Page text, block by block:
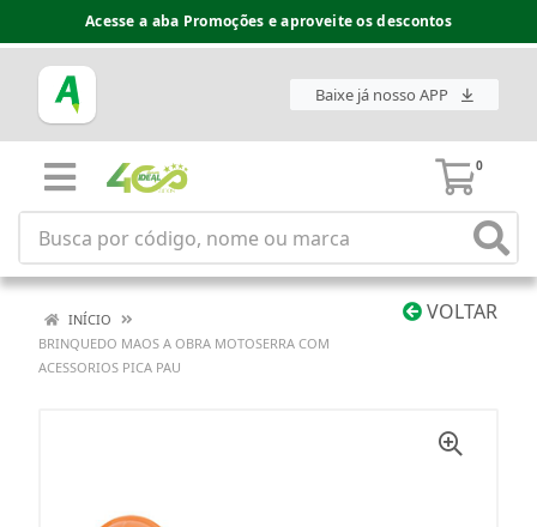
Acesse a aba Promoções e aproveite os descontos
Baixe já nosso APP
0
VOLTAR
INÍCIO
BRINQUEDO MAOS A OBRA MOTOSERRA COM
ACESSORIOS PICA PAU